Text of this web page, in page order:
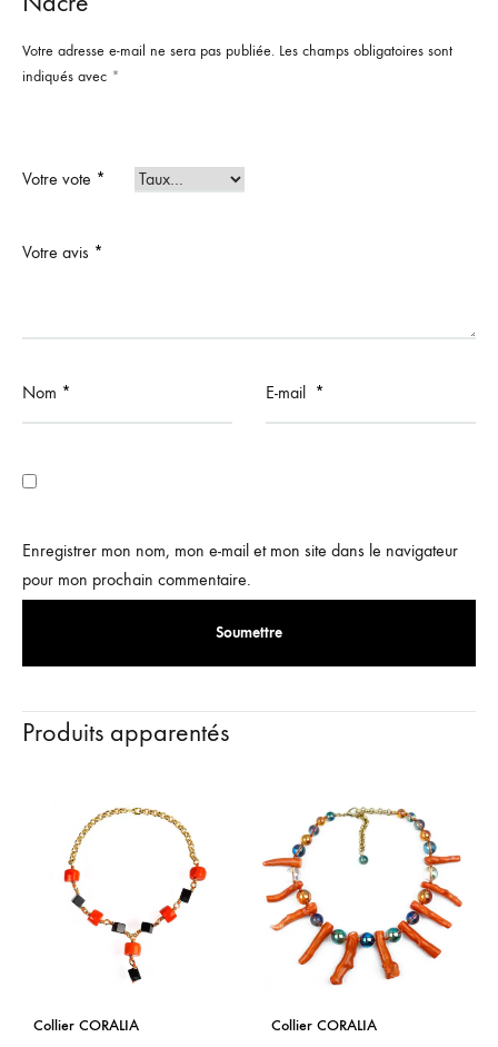
Votre adresse e-mail ne sera pas publiée. Les champs obligatoires sont
indiqués avec *
Votre vote *
Votre avis *
Nom * E-mail *
Enregistrer mon nom, mon e-mail et mon site dans le navigateur
pour mon prochain commentaire.
Produits apparentés
Collier CORALIA Collier CORALIA